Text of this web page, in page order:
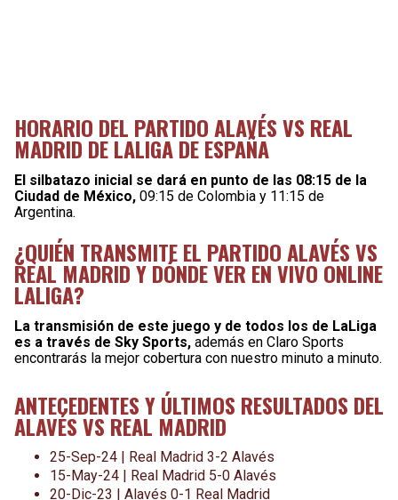
HORARIO DEL PARTIDO ALAVÉS VS REAL
MADRID DE LALIGA DE ESPAÑA
El silbatazo inicial se dará en punto de las 08:15 de la
Ciudad de México, 09:15 de Colombia y 11:15 de
Argentina.
¿QUIÉN TRANSMITE EL PARTIDO ALAVÉS VS
REAL MADRID Y DÓNDE VER EN VIVO ONLINE
LALIGA?
La transmisión de este juego y de todos los de LaLiga
es a través de Sky Sports, además en Claro Sports
encontrarás la mejor cobertura con nuestro minuto a minuto.
ANTECEDENTES Y ÚLTIMOS RESULTADOS DEL
ALAVÉS VS REAL MADRID
25-Sep-24 | Real Madrid 3-2 Alavés
15-May-24 | Real Madrid 5-0 Alavés
20-Dic-23 | Alavés 0-1 Real Madrid